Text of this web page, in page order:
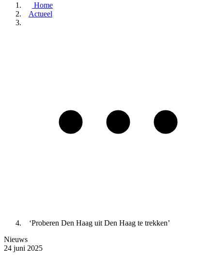
Home
Actueel
‘Proberen Den Haag uit Den Haag te trekken’
Nieuws
24 juni 2025